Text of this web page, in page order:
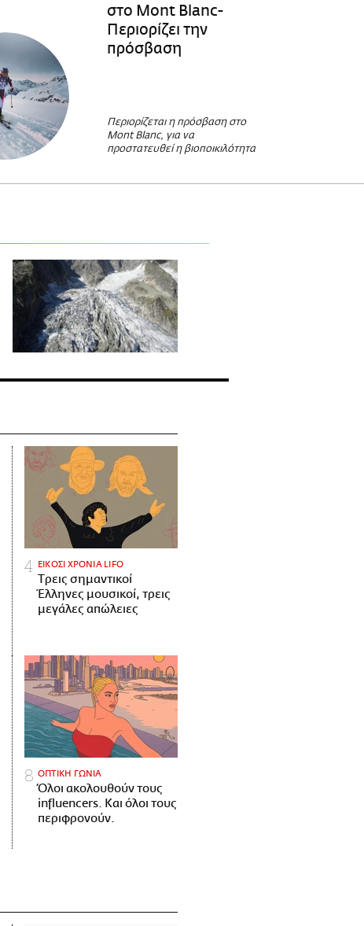
στο Mont Blanc-
Περιορίζει την
πρόσβαση
Περιορίζεται η πρόσβαση στο
Mont Blanc, για να
προστατευθεί η βιοποικιλότητα
ΕΙΚΟΣΙ ΧΡΟΝΙΑ LIFO
Tρεις σημαντικοί
Έλληνες μουσικοί, τρεις
μεγάλες απώλειες
ΟΠΤΙΚΗ ΓΩΝΙΑ
Όλοι ακολουθούν τους
influencers. Και όλοι τους
περιφρονούν.